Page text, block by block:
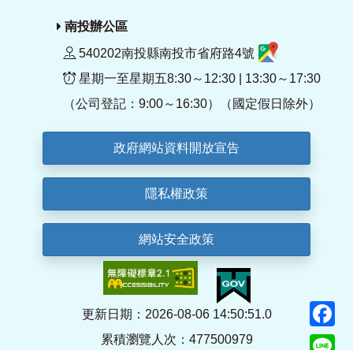
南投辦公區
540202南投縣南投市省府路4號
星期一至星期五8:30～12:30 | 13:30～17:30
（公司登記：9:00～16:30）（國定假日除外）
政府網站資料開放宣告
隱私權政策
網站安全政策
更新日期：2026-08-06 14:50:51.0
累積瀏覽人次：477500979